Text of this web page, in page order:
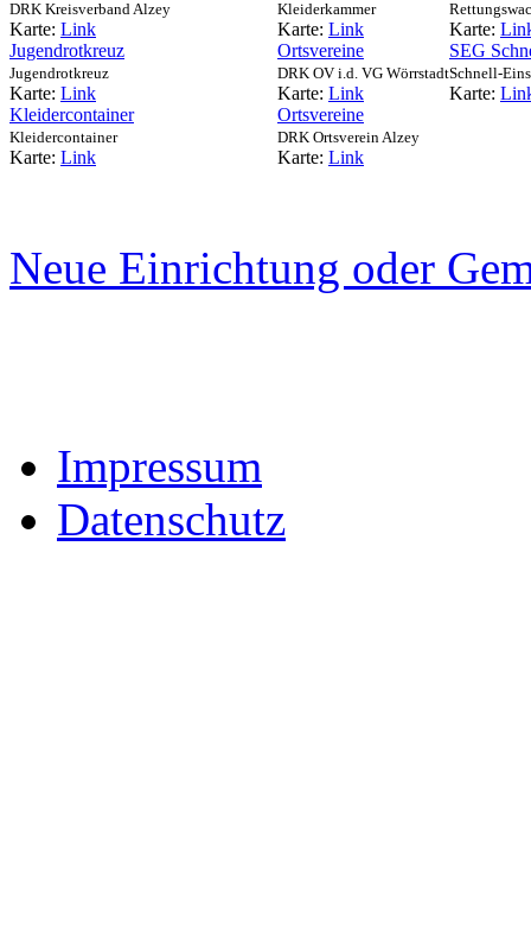
DRK Kreisverband Alzey
Karte: Link
Kleiderkammer
Karte: Link Karte:
Jugendrotkreuz
Jugendrotkreuz
Karte: Link
Ortsvereine
DRK OV i.d. VG Wörrstadt
Karte: Link
SEG
Schnell-
Karte:
Kleidercontainer
Kleidercontainer
Karte: Link
Ortsvereine
DRK Ortsverein Alzey
Karte: Link
Neue Einrichtung oder
Impressum
Datenschutz